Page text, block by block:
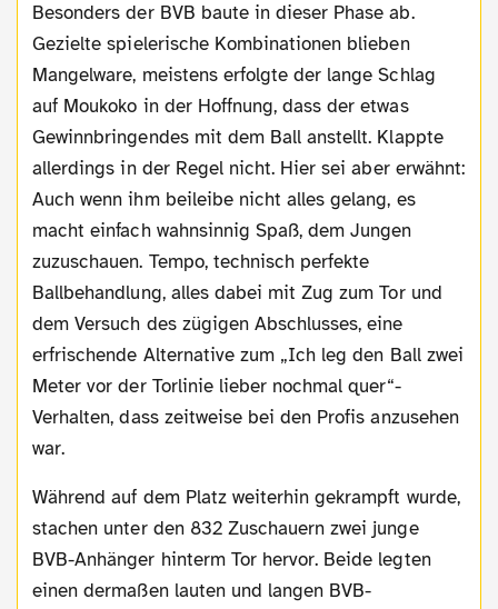
Besonders der BVB baute in dieser Phase ab.
Gezielte spielerische Kombinationen blieben
Mangelware, meistens erfolgte der lange Schlag
auf Moukoko in der Hoffnung, dass der etwas
Gewinnbringendes mit dem Ball anstellt. Klappte
allerdings in der Regel nicht. Hier sei aber erwähnt:
Auch wenn ihm beileibe nicht alles gelang, es
macht einfach wahnsinnig Spaß, dem Jungen
zuzuschauen. Tempo, technisch perfekte
Ballbehandlung, alles dabei mit Zug zum Tor und
dem Versuch des zügigen Abschlusses, eine
erfrischende Alternative zum „Ich leg den Ball zwei
Meter vor der Torlinie lieber nochmal quer“-
Verhalten, dass zeitweise bei den Profis anzusehen
war.
Während auf dem Platz weiterhin gekrampft wurde,
stachen unter den 832 Zuschauern zwei junge
BVB-Anhänger hinterm Tor hervor. Beide legten
einen dermaßen lauten und langen BVB-